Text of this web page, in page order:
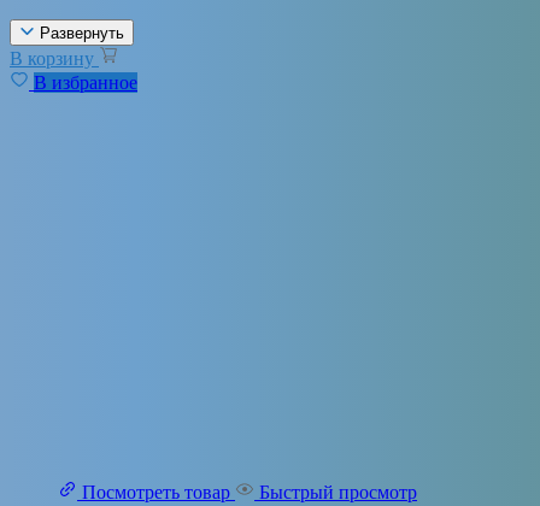
Развернуть
В корзину
В избранное
Посмотреть товар Быстрый просмотр